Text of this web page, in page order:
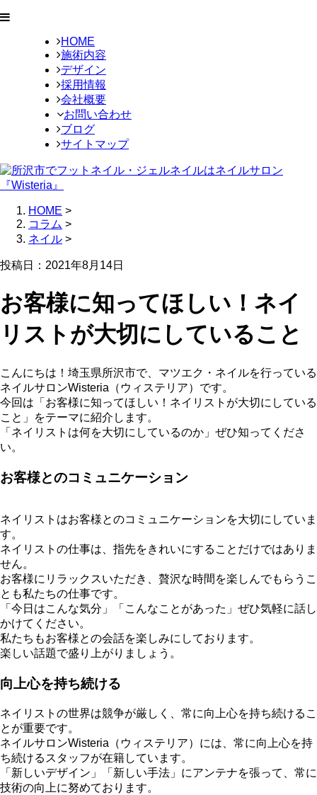
HOME
施術内容
デザイン
採用情報
会社概要
お問い合わせ
ブログ
サイトマップ
HOME >
コラム >
ネイル >
投稿日：2021年8月14日
お客様に知ってほしい！ネイ
リストが大切にしていること
こんにちは！埼玉県所沢市で、マツエク・ネイルを行っている
ネイルサロンWisteria（ウィステリア）です。
今回は「お客様に知ってほしい！ネイリストが大切にしている
こと」をテーマに紹介します。
「ネイリストは何を大切にしているのか」ぜひ知ってくださ
い。
お客様とのコミュニケーション
ネイリストはお客様とのコミュニケーションを大切にしていま
す。
ネイリストの仕事は、指先をきれいにすることだけではありま
せん。
お客様にリラックスいただき、贅沢な時間を楽しんでもらうこ
とも私たちの仕事です。
「今日はこんな気分」「こんなことがあった」ぜひ気軽に話し
かけてください。
私たちもお客様との会話を楽しみにしております。
楽しい話題で盛り上がりましょう。
向上心を持ち続ける
ネイリストの世界は競争が厳しく、常に向上心を持ち続けるこ
とが重要です。
ネイルサロンWisteria（ウィステリア）には、常に向上心を持
ち続けるスタッフが在籍しています。
「新しいデザイン」「新しい手法」にアンテナを張って、常に
技術の向上に努めております。